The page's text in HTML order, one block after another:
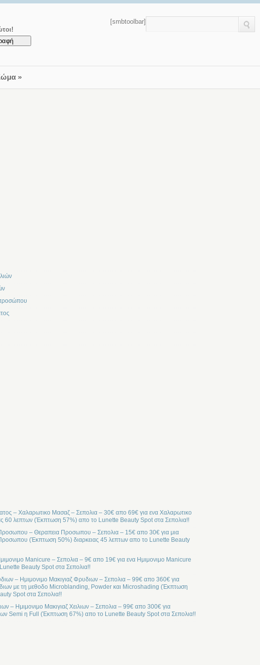
[smbtoolbar]
»
– Χαλαρωτικο Μασαζ – Σεπολια – 30€ απο 69€ για ενα Χαλαρωτικο
60 λεπτων (Έκπτωση 57%) απο το Lunette Beauty Spot στα Σεπολια!!
– Θεραπεια Προσωπου – Σεπολια – 15€ απο 30€ για μια
(Έκπτωση 50%) διαρκειας 45 λεπτων απο το Lunette Beauty
Manicure – Σεπολια – 9€ απο 19€ για ενα Ημιμονιμο Manicure
Beauty Spot στα Σεπολια!!
– Ημιμονιμο Μακιγιαζ Φρυδιων – Σεπολια – 99€ απο 360€ για
με τη μεθοδο Microblanding, Powder και Microshading (Έκπτωση
Spot στα Σεπολια!!
– Ημιμονιμο Μακιγιαζ Χειλιων – Σεπολια – 99€ απο 300€ για
Semi η Full (Έκπτωση 67%) απο το Lunette Beauty Spot στα Σεπολια!!